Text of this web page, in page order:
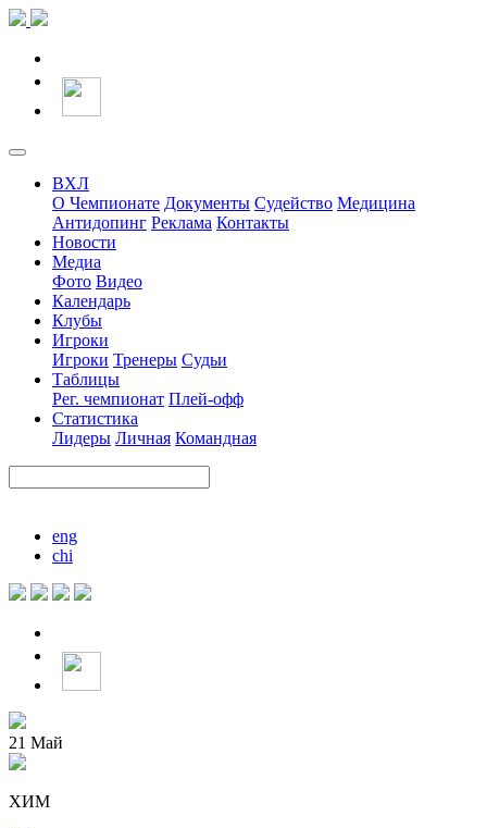
ВХЛ
О Чемпионате Документы Судейство Медицина
Антидопинг Реклама Контакты
Новости
Медиа
Фото Видео
Календарь
Клубы
Игроки
Игроки Тренеры Судьи
Таблицы
Рег. чемпионат Плей-офф
Статистика
Лидеры Личная Командная
eng
chi
21 Май
ХИМ